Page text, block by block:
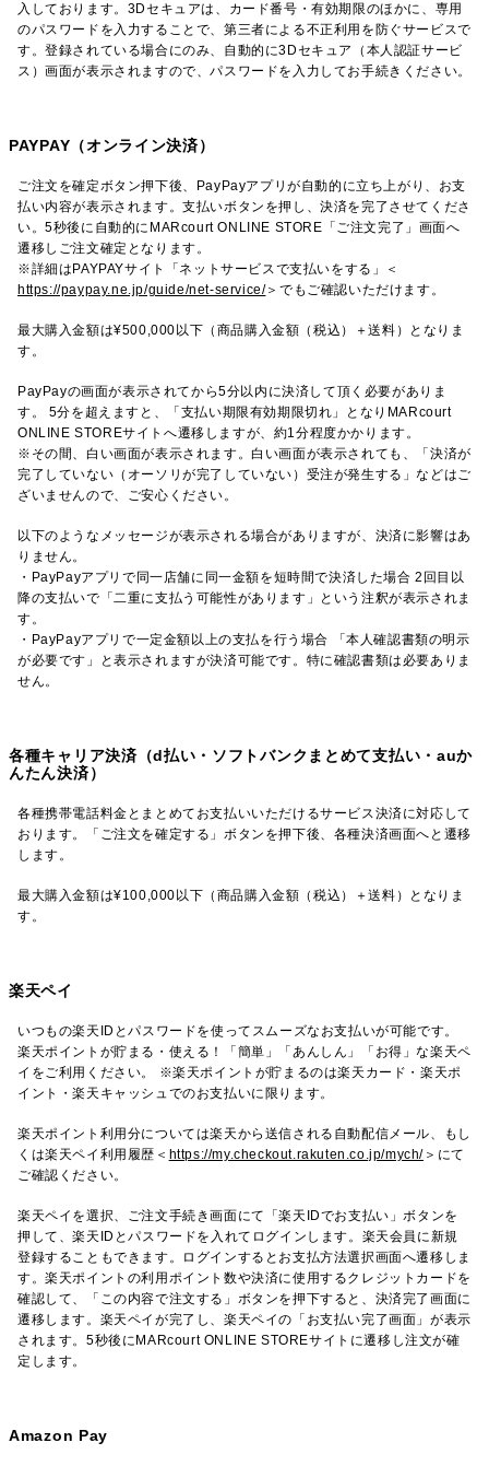
入しております。3Dセキュアは、カード番号・有効期限のほかに、専用
のパスワードを入力することで、第三者による不正利用を防ぐサービスで
す。登録されている場合にのみ、自動的に3Dセキュア（本人認証サービ
ス）画面が表示されますので、パスワードを入力してお手続きください。
PAYPAY（オンライン決済）
ご注文を確定ボタン押下後、PayPayアプリが自動的に立ち上がり、お支
払い内容が表示されます。支払いボタンを押し、決済を完了させてくださ
い。5秒後に自動的にMARcourt ONLINE STORE「ご注文完了」画面へ
遷移しご注文確定となります。
※詳細はPAYPAYサイト「ネットサービスで支払いをする」＜
https://paypay.ne.jp/guide/net-service/＞でもご確認いただけます。
最大購入金額は¥500,000以下（商品購入金額（税込）＋送料）となりま
す。
PayPayの画面が表示されてから5分以内に決済して頂く必要がありま
す。 5分を超えますと、「支払い期限有効期限切れ」となりMARcourt
ONLINE STOREサイトへ遷移しますが、約1分程度かかります。
※その間、白い画面が表示されます。白い画面が表示されても、「決済が
完了していない（オーソリが完了していない）受注が発生する」などはご
ざいませんので、ご安心ください。
以下のようなメッセージが表示される場合がありますが、決済に影響はあ
りません。
・PayPayアプリで同一店舗に同一金額を短時間で決済した場合 2回目以
降の支払いで「二重に支払う可能性があります」という注釈が表示されま
す。
・PayPayアプリで一定金額以上の支払を行う場合 「本人確認書類の明示
が必要です」と表示されますが決済可能です。特に確認書類は必要ありま
せん。
各種キャリア決済（d払い・ソフトバンクまとめて支払い・auか
んたん決済）
各種携帯電話料金とまとめてお支払いいただけるサービス決済に対応して
おります。「ご注文を確定する」ボタンを押下後、各種決済画面へと遷移
します。
最大購入金額は¥100,000以下（商品購入金額（税込）＋送料）となりま
す。
楽天ペイ
いつもの楽天IDとパスワードを使ってスムーズなお支払いが可能です。
楽天ポイントが貯まる・使える！「簡単」「あんしん」「お得」な楽天ペ
イをご利用ください。 ※楽天ポイントが貯まるのは楽天カード・楽天ポ
イント・楽天キャッシュでのお支払いに限ります。
楽天ポイント利用分については楽天から送信される自動配信メール、もし
くは楽天ペイ利用履歴＜ https://my.checkout.rakuten.co.jp/mych/ ＞にて
ご確認ください。
楽天ペイを選択、ご注文手続き画面にて「楽天IDでお支払い」ボタンを
押して、楽天IDとパスワードを入れてログインします。楽天会員に新規
登録することもできます。ログインするとお支払方法選択画面へ遷移しま
す。楽天ポイントの利用ポイント数や決済に使用するクレジットカードを
確認して、「この内容で注文する」ボタンを押下すると、決済完了画面に
遷移します。楽天ペイが完了し、楽天ペイの「お支払い完了画面」が表示
されます。5秒後にMARcourt ONLINE STOREサイトに遷移し注文が確
定します。
Amazon Pay